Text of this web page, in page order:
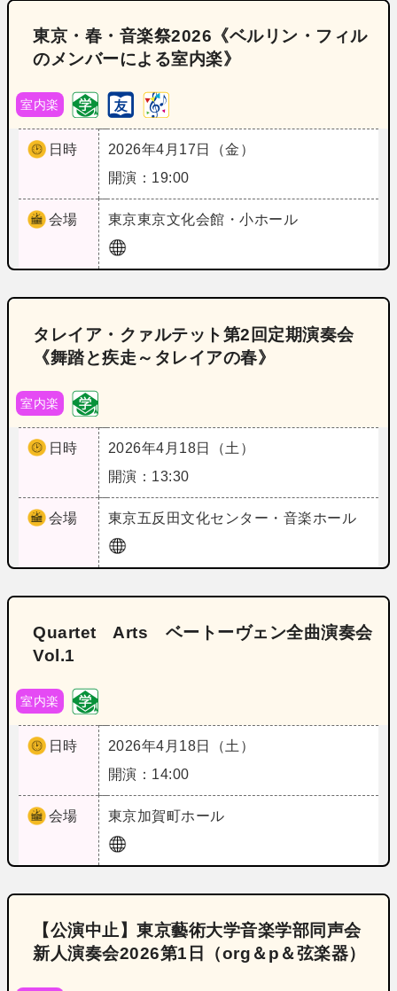
東京・春・音楽祭2026《ベルリン・フィル
のメンバーによる室内楽》
室内楽
日時
2026年4月17日（金）
開演：19:00
会場 東京東京文化会館・小ホール
タレイア・クァルテット第2回定期演奏会
《舞踏と疾走～タレイアの春》
室内楽
日時
2026年4月18日（土）
開演：13:30
会場 東京五反田文化センター・音楽ホール
Quartet Arts ベートーヴェン全曲演奏会
Vol.1
室内楽
日時
2026年4月18日（土）
開演：14:00
会場 東京加賀町ホール
【公演中止】東京藝術大学音楽学部同声会
新人演奏会2026第1日（org＆p＆弦楽器）